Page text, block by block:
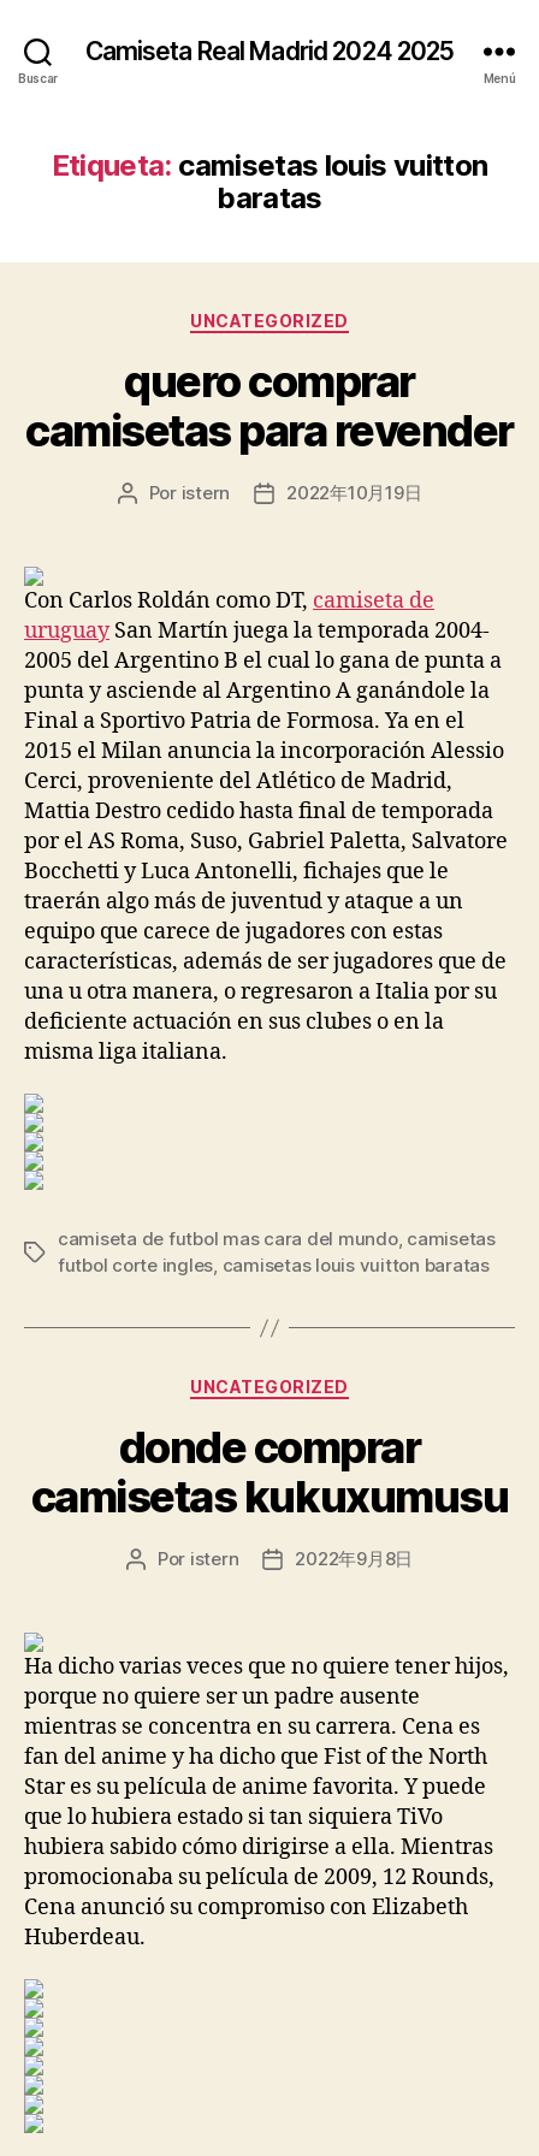
Buscar
Camiseta Real Madrid 2024 2025
Menú
Etiqueta: camisetas louis vuitton
baratas
Categorías
UNCATEGORIZED
quero comprar
camisetas para revender
Autor
Por istern
Fecha2022年10月19日
Con Carlos Roldán como DT, camiseta de
uruguaySan Martín juega la temporada 2004-
2005 del Argentino B el cual lo gana de punta a
punta y asciende al Argentino A ganándole la
Final a Sportivo Patria de Formosa. Ya en el
2015 el Milan anuncia la incorporación Alessio
Cerci, proveniente del Atlético de Madrid,
Mattia Destro cedido hasta final de temporada
por el AS Roma, Suso, Gabriel Paletta, Salvatore
Bocchetti y Luca Antonelli, fichajes que le
traerán algo más de juventud y ataque a un
equipo que carece de jugadores con estas
características, además de ser jugadores que de
una u otra manera, o regresaron a Italia por su
deficiente actuación en sus clubes o en la
misma liga italiana.
Etiquetas
camiseta de futbol mas cara del mundo, camisetas
futbol corte ingles, camisetas louis vuitton baratas
Categorías
UNCATEGORIZED
donde comprar
camisetas kukuxumusu
Autor
Por istern
Fecha2022年9月8日
Ha dicho varias veces que no quiere tener hijos,
porque no quiere ser un padre ausente
mientras se concentra en su carrera. Cena es
fan del anime y ha dicho que Fist of the North
Star es su película de anime favorita. Y puede
que lo hubiera estado si tan siquiera TiVo
hubiera sabido cómo dirigirse a ella. Mientras
promocionaba su película de 2009, 12 Rounds,
Cena anunció su compromiso con Elizabeth
Huberdeau.